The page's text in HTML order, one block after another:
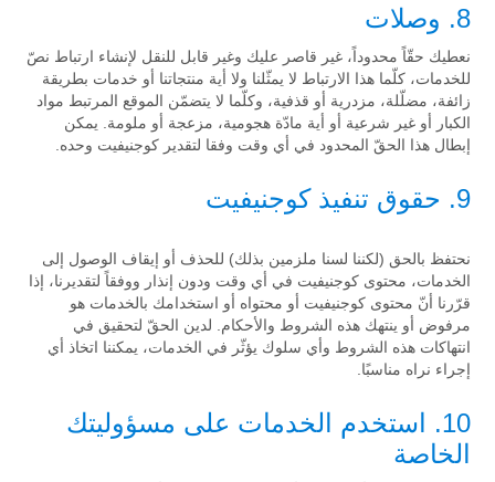
8. وصلات
نعطيك حقّاً محدوداً، غير قاصر عليك وغير قابل للنقل لإنشاء ارتباط نصّ
للخدمات، كلّما هذا الارتباط لا يمثّلنا ولا أية منتجاتنا أو خدمات بطريقة
زائفة، مضلّلة، مزدرية أو قذفية، وكلّما لا يتضمّن الموقع المرتبط مواد
الكبار أو غير شرعية أو أية مادّة هجومية، مزعجة أو ملومة. يمكن
إبطال هذا الحقّ المحدود في أي وقت وفقا لتقدير كوجنيفيت وحده.
9. حقوق تنفيذ كوجنيفيت
نحتفظ بالحق (لكننا لسنا ملزمين بذلك) للحذف أو إيقاف الوصول إلى
الخدمات، محتوى كوجنيفيت في أي وقت ودون إنذار ووفقاً لتقديرنا، إذا
قرّرنا أنّ محتوى كوجنيفيت أو محتواه أو استخدامك بالخدمات هو
مرفوض أو ينتهك هذه الشروط والأحكام. لدين الحقّ لتحقيق في
انتهاكات هذه الشروط وأي سلوك يؤثّر في الخدمات، يمكننا اتخاذ أي
إجراء نراه مناسبًا.
10. استخدم الخدمات على مسؤوليتك
الخاصة